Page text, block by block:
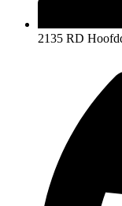
2135 RD